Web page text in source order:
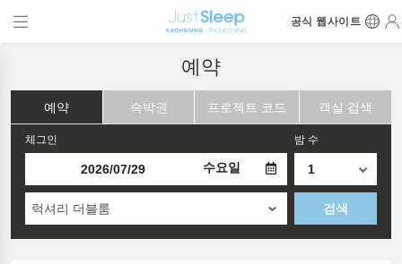
공식 웹사이트
예약
예약 숙박권 프로젝트 코드 객실 검색
체그인
수요일
밤 수
럭셔리 더블룸 검색